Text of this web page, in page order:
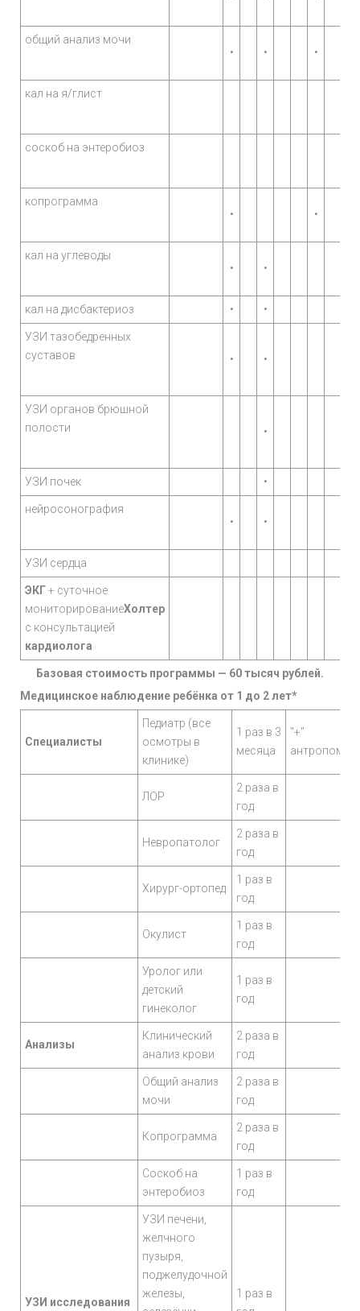
общий анализ мочи
•
• •
кал на я/глист
соскоб на энтеробиоз
копрограмма
•
•
кал на углеводы
•
•
кал на дисбактериоз • •
УЗИ тазобедренных
суставов
• •
УЗИ органов брюшной
полости
•
УЗИ почек •
нейросонография
•
•
УЗИ сердца
ЭКГ+ суточное
мониторированиеХолтер
с консультацией
кардиолога
Базовая стоимость программы — 60 тысяч рублей.
Медицинское наблюдение ребёнка от 1 до 2 лет*
Специалисты
Педиатр (все
осмотры в
клинике)
1 раз в 3
месяца
"+"
ЛОР
2 раза в
год
Невропатолог
2 раза в
год
Хирург-ортопед
1 раз в
год
Окулист
1 раз в
год
Уролог или
детский
гинеколог
1 раз в
год
Анализы
Клинический
анализ крови
2 раза в
год
Общий анализ
мочи
2 раза в
год
Копрограмма
2 раза в
год
Соскоб на
энтеробиоз
1 раз в
год
УЗИ исследования
УЗИ печени,
желчного
пузыря,
поджелудочной
железы,
1 раз в